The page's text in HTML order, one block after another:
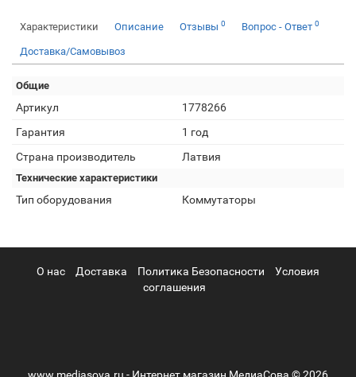
Характеристики Описание Отзывы 0 Вопрос - Ответ 0
Доставка/Самовывоз
Общие
Артикул
1778266
Гарантия
1 год
Страна производитель
Латвия
Технические характеристики
Тип оборудования Коммутаторы
О нас Доставка Политика Безопасности
Условия
соглашения